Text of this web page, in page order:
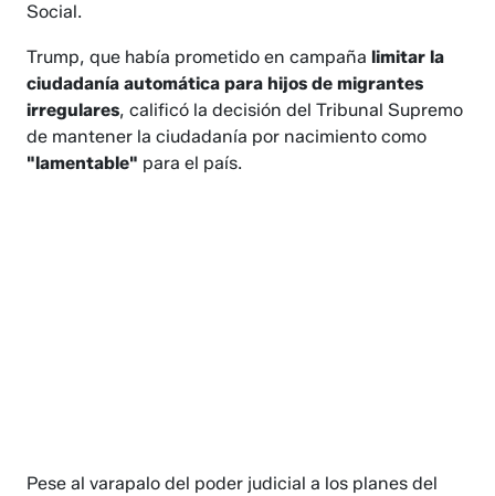
Social.
Trump, que había prometido en campaña limitar la
ciudadanía automática para hijos de migrantes
irregulares, calificó la decisión del Tribunal Supremo
de mantener la ciudadanía por nacimiento como
"lamentable" para el país.
Pese al varapalo del poder judicial a los planes del